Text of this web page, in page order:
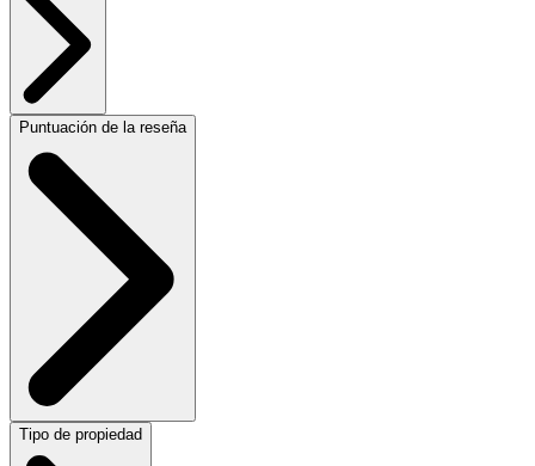
Puntuación de la reseña
Tipo de propiedad